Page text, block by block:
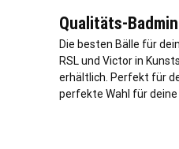
Qualitäts-
Die besten Bälle für
RSL und Victor in
erhältlich. Perfekt für
perfekte Wahl für deine